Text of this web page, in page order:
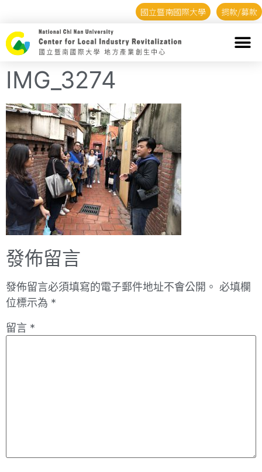
國立暨南國際大學 捐款/募款
IMG_3274
發佈留言
發佈留言必須填寫的電子郵件地址不會公開。 必填欄
位標示為 *
留言 *